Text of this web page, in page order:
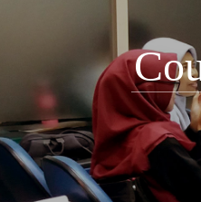
Life